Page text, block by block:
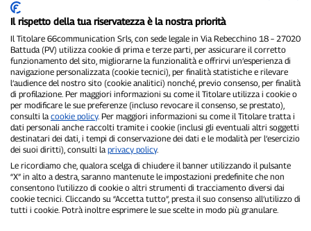
Registrierungsnummer 1/2021 vom 1.2.2021 – Gericht Pavia.
Inhaber und Herausgeber:66communication Srls– USt-IdNr.
02798890188.
Chefredakteur:Alessandro Secchi– Stellvertretender Chefredakteur:
Federico Benedusi.
Datenschutzrichtlinie–Cookie-Richtlinie
„Wenn es wirklich passiert ist, findet man es auf P300.it.“
Copyright © P300.it 2012–2026
Il rispetto della tua riservatezza è la nostra priorità
Il Titolare 66communication Srls, con sede legale in Via Rebecchino 18 – 27020
Battuda (PV) utilizza cookie di prima e terze parti, per assicurare il corretto
funzionamento del sito, migliorarne la funzionalità e offrirvi un’esperienza di
navigazione personalizzata (cookie tecnici), per finalità statistiche e rilevare
l’audience del nostro sito (cookie analitici) nonché, previo consenso, per finalità
di profilazione. Per maggiori informazioni su come il Titolare utilizza i cookie o
per modificare le sue preferenze (incluso revocare il consenso, se prestato),
consulti la cookie policy. Per maggiori informazioni su come il Titolare tratta i
dati personali anche raccolti tramite i cookie (inclusi gli eventuali altri soggetti
destinatari dei dati, i tempi di conservazione dei dati e le modalità per l’esercizio
dei suoi diritti), consulti la privacy policy.
Le ricordiamo che, qualora scelga di chiudere il banner utilizzando il pulsante
“X” in alto a destra, saranno mantenute le impostazioni predefinite che non
consentono l’utilizzo di cookie o altri strumenti di tracciamento diversi dai
cookie tecnici. Cliccando su “Accetta tutto”, presta il suo consenso all’utilizzo di
tutti i cookie. Potrà inoltre esprimere le sue scelte in modo più granulare.